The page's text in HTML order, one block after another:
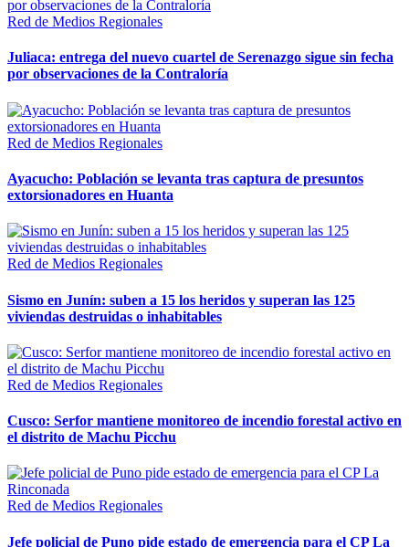
Red de Medios Regionales
Juliaca: entrega del nuevo cuartel de Serenazgo sigue sin fecha
por observaciones de la Contraloría
Red de Medios Regionales
Ayacucho: Población se levanta tras captura de presuntos
extorsionadores en Huanta
Red de Medios Regionales
Sismo en Junín: suben a 15 los heridos y superan las 125
viviendas destruidas o inhabitables
Red de Medios Regionales
Cusco: Serfor mantiene monitoreo de incendio forestal activo en
el distrito de Machu Picchu
Red de Medios Regionales
Jefe policial de Puno pide estado de emergencia para el CP La